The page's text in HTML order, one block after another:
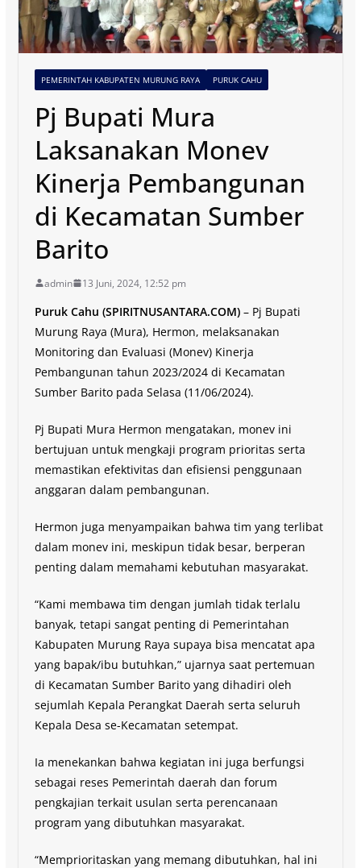
PEMERINTAH KABUPATEN MURUNG RAYA PURUK CAHU
Pj Bupati Mura
Laksanakan Monev
Kinerja Pembangunan
di Kecamatan Sumber
Barito
admin 13 Juni, 2024, 12:52 pm
Puruk Cahu (SPIRITNUSANTARA.COM)– Pj Bupati
Murung Raya (Mura), Hermon, melaksanakan
Monitoring dan Evaluasi (Monev) Kinerja
Pembangunan tahun 2023/2024 di Kecamatan
Sumber Barito pada Selasa (11/06/2024).
Pj Bupati Mura Hermon mengatakan, monev ini
bertujuan untuk mengkaji program prioritas serta
memastikan efektivitas dan efisiensi penggunaan
anggaran dalam pembangunan.
Hermon juga menyampaikan bahwa tim yang terlibat
dalam monev ini, meskipun tidak besar, berperan
penting dalam memahami kebutuhan masyarakat.
“Kami membawa tim dengan jumlah tidak terlalu
banyak, tetapi sangat penting di Pemerintahan
Kabupaten Murung Raya supaya bisa mencatat apa
yang bapak/ibu butuhkan,” ujarnya saat pertemuan
di Kecamatan Sumber Barito yang dihadiri oleh
sejumlah Kepala Perangkat Daerah serta seluruh
Kepala Desa se-Kecamatan setempat.
Ia menekankan bahwa kegiatan ini juga berfungsi
sebagai reses Pemerintah daerah dan forum
pengkajian terkait usulan serta perencanaan
program yang dibutuhkan masyarakat.
“Memprioritaskan yang memang dibutuhkan, hal ini